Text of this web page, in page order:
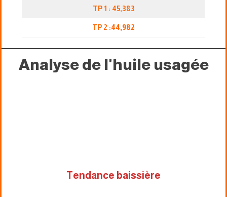
TP 1 : 45,383
TP 2 :44,982
Analyse de l'huile usagée
Tendance baissière